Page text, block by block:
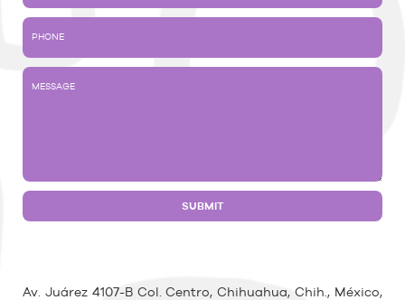
Av. Juárez 4107-B Col. Centro, Chihuahua, Chih., México,